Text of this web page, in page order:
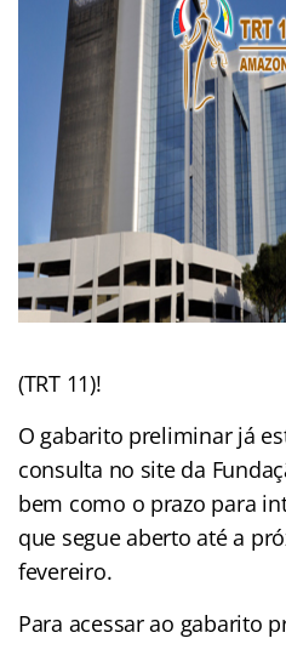
(TRT 11)!
O gabarito preliminar já
consulta no site da
bem como o prazo para
que segue aberto até a
fevereiro.
Para acessar ao gabarito